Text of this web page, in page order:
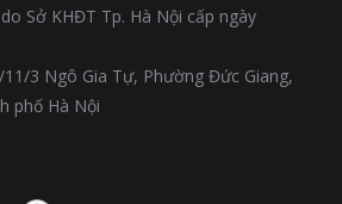
Sở KHĐT Tp. Hà Nội cấp ngày
3 Ngô Gia Tự, Phường Đức Giang,
phố Hà Nội